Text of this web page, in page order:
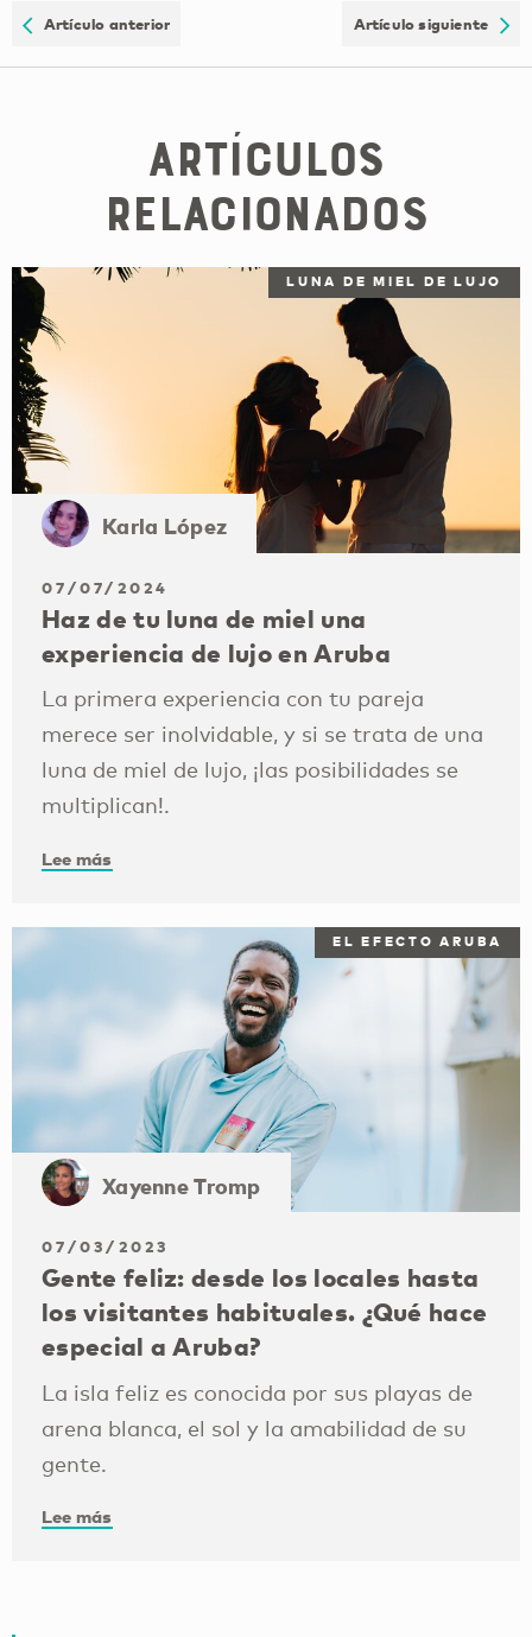
Artículo anterior Artículo siguiente
Artículos
relacionados
LUNA DE MIEL DE LUJO
Karla López
07/07/2024
Haz de tu luna de miel una
experiencia de lujo en Aruba
La primera experiencia con tu pareja
merece ser inolvidable, y si se trata de una
luna de miel de lujo, ¡las posibilidades se
multiplican!.
Lee más
EL EFECTO ARUBA
Xayenne Tromp
07/03/2023
Gente feliz: desde los locales hasta
los visitantes habituales. ¿Qué hace
especial a Aruba?
La isla feliz es conocida por sus playas de
arena blanca, el sol y la amabilidad de su
gente.
Lee más